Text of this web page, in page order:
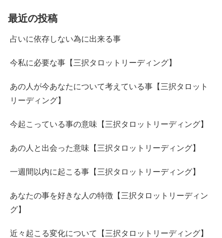
最近の投稿
占いに依存しない為に出来る事
今私に必要な事【三択タロットリーディング】
あの人が今あなたについて考えている事【三択タロット
リーディング】
今起こっている事の意味【三択タロットリーディング】
あの人と出会った意味【三択タロットリーディング】
一週間以内に起こる事【三択タロットリーディング】
あなたの事を好きな人の特徴【三択タロットリーディン
グ】
近々起こる変化について【三択タロットリーディング】